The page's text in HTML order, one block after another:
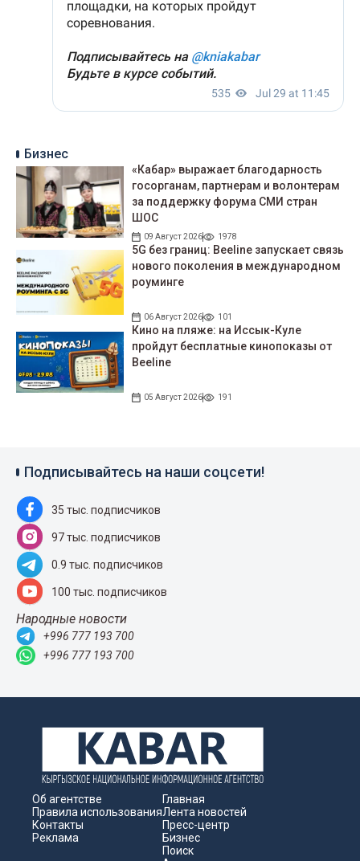
Бизнес
«Кабар» выражает благодарность
госорганам, партнерам и волонтерам
за поддержку форума СМИ стран
ШОС
09 Август 2026 1978
5G без границ: Beeline запускает связь
нового поколения в международном
роуминге
06 Август 2026 101
Кино на пляже: на Иссык-Куле
пройдут беcплатные кинопоказы от
Beeline
05 Август 2026 191
Подписывайтесь на наши соцсети!
35 тыс. подписчиков
97 тыс. подписчиков
0.9 тыс. подписчиков
100 тыс. подписчиков
Народные новости
+996 777 193 700
+996 777 193 700
Об агентстве
Правила использования
Контакты
Реклама
Главная
Лента новостей
Пресс-центр
Бизнес
Поиск